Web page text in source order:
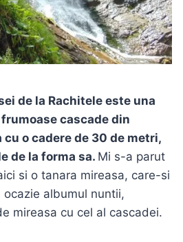
de la Rachitele este una
cascade din
cu o cadere de 30 de metri,
de la forma sa. Mi s-a parut
si o tanara mireasa, care-si
albumul nuntii,
mireasa cu cel al cascadei.